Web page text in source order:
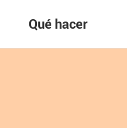
Qué hacer